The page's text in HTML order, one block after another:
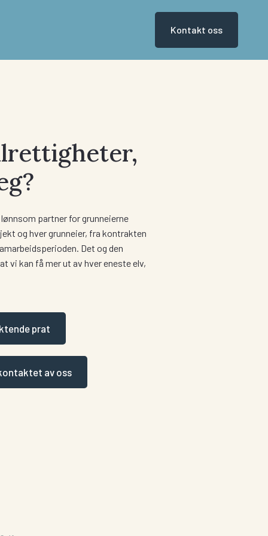
Kontakt oss
partner for grunneierne
og hver grunneier, fra kontrakten
Det og den
vi kan få mer ut av hver eneste elv,
prat
av oss